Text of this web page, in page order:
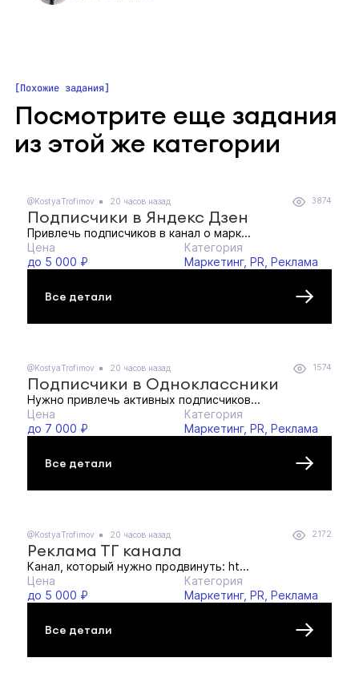
Похожие задания
Посмотрите еще задания
из этой же категории
@KostyaTrofimov 20 часов назад 3874
Подписчики в Яндекс Дзен
Привлечь подписчиков в канал о марк...
Цена
до 5 000 ₽
Категория
Маркетинг, PR, Реклама
Все детали
@KostyaTrofimov 20 часов назад 1574
Подписчики в Одноклассники
Нужно привлечь активных подписчиков...
Цена
до 7 000 ₽
Категория
Маркетинг, PR, Реклама
Все детали
@KostyaTrofimov 20 часов назад 2172
Реклама ТГ канала
Канал, который нужно продвинуть: ht...
Цена
до 5 000 ₽
Категория
Маркетинг, PR, Реклама
Все детали